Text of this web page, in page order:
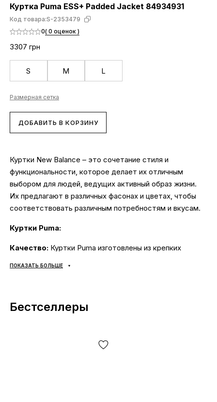
Куртка Puma ESS+ Padded Jacket 84934931
Код товара:S-2353479
0( 0 оценок )
3307 грн
S M L
Размерная сетка
ДОБАВИТЬ В КОРЗИНУ
Куртки New Balance – это сочетание стиля и
функциональности, которое делает их отличным
выбором для людей, ведущих активный образ жизни.
Их предлагают в различных фасонах и цветах, чтобы
соответствовать различным потребностям и вкусам.
Куртки Puma:
Качество: Куртки Puma изготовлены из крепких
вы обязательно найдете то, что подходит вам.
можно носить как для повседневной носки, так и для
ПОКАЗАТЬ БОЛЬШЕ
Бестселлеры